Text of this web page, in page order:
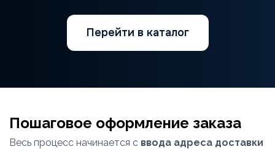
Перейти в каталог
Пошаговое оформление заказа
Весь процесс начинается с ввода адреса доставки